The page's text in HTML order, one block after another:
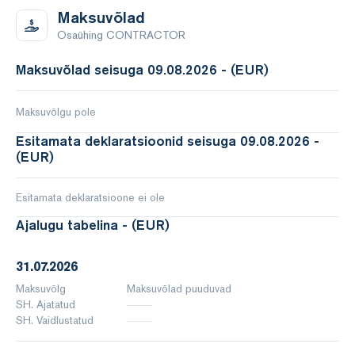
Maksuvõlad
Osaühing CONTRACTOR
Maksuvõlad seisuga 09.08.2026 - (EUR)
Maksuvõlgu pole
Esitamata deklaratsioonid seisuga 09.08.2026 -
(EUR)
Esitamata deklaratsioone ei ole
Ajalugu tabelina - (EUR)
31.07.2026
Maksuvõlg
Maksuvõlad puuduvad
SH. Ajatatud
SH. Vaidlustatud